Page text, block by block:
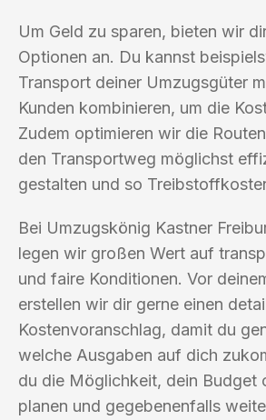
Um Geld zu sparen, bieten wir
Optionen an. Du kannst
Transport deiner Umzugsgüter
Kunden kombinieren, um die
Zudem optimieren wir die
den Transportweg möglichst
gestalten und so
Bei Umzugskönig Kastner
legen wir großen Wert auf
und faire Konditionen. Vor
erstellen wir dir gerne einen
Kostenvoranschlag, damit du
welche Ausgaben auf dich
du die Möglichkeit, dein Budget
planen und gegebenenfalls